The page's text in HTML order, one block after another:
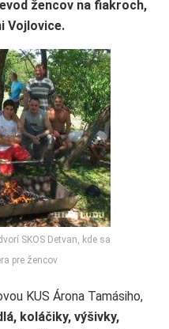
žencov na fiakroch,
Vojlovice.
SKOS Detvan, kde sa
pre žencov
KUS Árona Tamásiho,
koláčiky, výšivky,